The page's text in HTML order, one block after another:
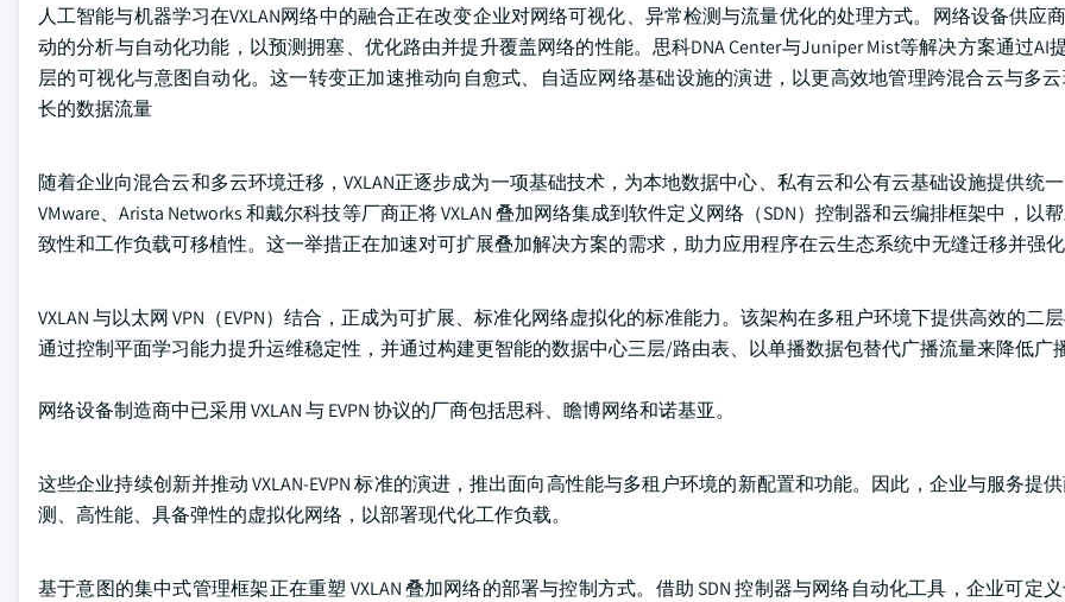
人工智能与机器学习在VXLAN网络中的融合正在改变企业对网络可视化、异常检测与流量优化的处理方式。网络设备供应
动的分析与自动化功能，以预测拥塞、优化路由并提升覆盖网络的性能。思科DNA Center与Juniper Mist等解决方案通过AI
层的可视化与意图自动化。这一转变正加速推动向自愈式、自适应网络基础设施的演进，以更高效地管理跨混合云与多
长的数据流量
随着企业向混合云和多云环境迁移，VXLAN正逐步成为一项基础技术，为本地数据中心、私有云和公有云基础设施提供统
VMware、Arista Networks 和戴尔科技等厂商正将 VXLAN 叠加网络集成到软件定义网络（SDN）控制器和云编排框架中，以
致性和工作负载可移植性。这一举措正在加速对可扩展叠加解决方案的需求，助力应用程序在云生态系统中无缝迁移并强
VXLAN 与以太网 VPN（EVPN）结合，正成为可扩展、标准化网络虚拟化的标准能力。该架构在多租户环境下提供高效的二
通过控制平面学习能力提升运维稳定性，并通过构建更智能的数据中心三层/路由表、以单播数据包替代广播流量来降低广
网络设备制造商中已采用 VXLAN 与 EVPN 协议的厂商包括思科、瞻博网络和诺基亚。
这些企业持续创新并推动 VXLAN-EVPN 标准的演进，推出面向高性能与多租户环境的新配置和功能。因此，企业与服务提
测、高性能、具备弹性的虚拟化网络，以部署现代化工作负载。
基于意图的集中式管理框架正在重塑 VXLAN 叠加网络的部署与控制方式。借助 SDN 控制器与网络自动化工具，企业可定